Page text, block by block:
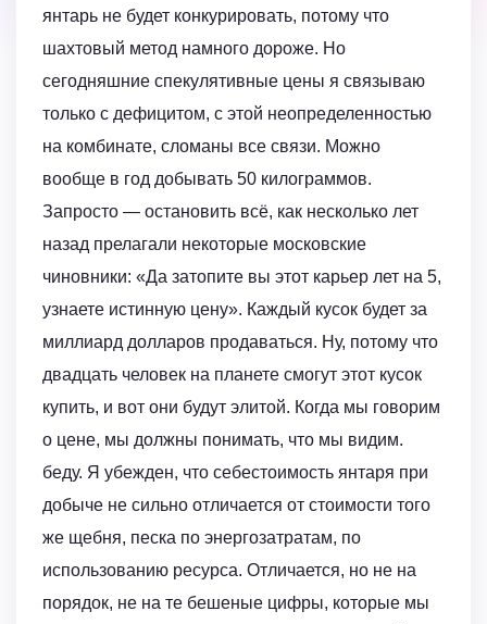
янтарь не будет конкурировать, потому что
шахтовый метод намного дороже. Но
сегодняшние спекулятивные цены я связываю
только с дефицитом, с этой неопределенностью
на комбинате, сломаны все связи. Можно
вообще в год добывать 50 килограммов.
Запросто — остановить всё, как несколько лет
назад прелагали некоторые московские
чиновники: «Да затопите вы этот карьер лет на 5,
узнаете истинную цену». Каждый кусок будет за
миллиард долларов продаваться. Ну, потому что
двадцать человек на планете смогут этот кусок
купить, и вот они будут элитой. Когда мы говорим
о цене, мы должны понимать, что мы видим.
беду. Я убежден, что себестоимость янтаря при
добыче не сильно отличается от стоимости того
же щебня, песка по энергозатратам, по
использованию ресурса. Отличается, но не на
порядок, не на те бешеные цифры, которые мы